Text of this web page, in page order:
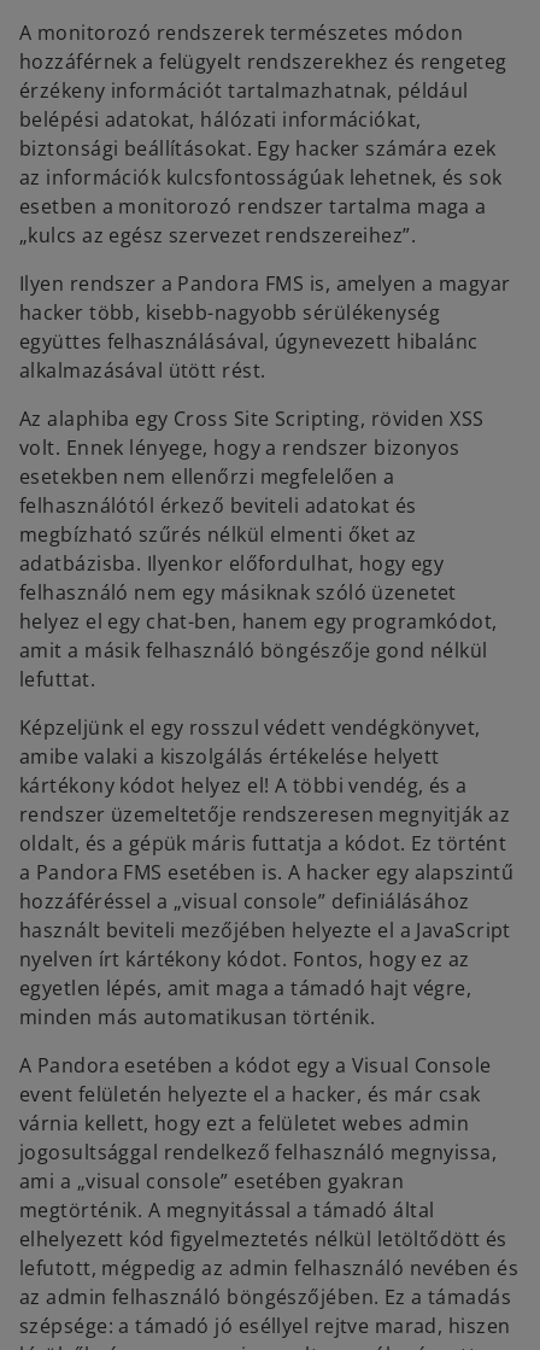
A monitorozó rendszerek természetes módon
hozzáférnek a felügyelt rendszerekhez és rengeteg
érzékeny információt tartalmazhatnak, például
belépési adatokat, hálózati információkat,
biztonsági beállításokat. Egy hacker számára ezek
az információk kulcsfontosságúak lehetnek, és sok
esetben a monitorozó rendszer tartalma maga a
„kulcs az egész szervezet rendszereihez”.
Ilyen rendszer a Pandora FMS is, amelyen a magyar
hacker több, kisebb-nagyobb sérülékenység
együttes felhasználásával, úgynevezett hibalánc
alkalmazásával ütött rést.
Az alaphiba egy Cross Site Scripting, röviden XSS
volt. Ennek lényege, hogy a rendszer bizonyos
esetekben nem ellenőrzi megfelelően a
felhasználótól érkező beviteli adatokat és
megbízható szűrés nélkül elmenti őket az
adatbázisba. Ilyenkor előfordulhat, hogy egy
felhasználó nem egy másiknak szóló üzenetet
helyez el egy chat-ben, hanem egy programkódot,
amit a másik felhasználó böngészője gond nélkül
lefuttat.
Képzeljünk el egy rosszul védett vendégkönyvet,
amibe valaki a kiszolgálás értékelése helyett
kártékony kódot helyez el! A többi vendég, és a
rendszer üzemeltetője rendszeresen megnyitják az
oldalt, és a gépük máris futtatja a kódot. Ez történt
a Pandora FMS esetében is. A hacker egy alapszintű
hozzáféréssel a „visual console” definiálásához
használt beviteli mezőjében helyezte el a JavaScript
nyelven írt kártékony kódot. Fontos, hogy ez az
egyetlen lépés, amit maga a támadó hajt végre,
minden más automatikusan történik.
A Pandora esetében a kódot egy a Visual Console
event felületén helyezte el a hacker, és már csak
várnia kellett, hogy ezt a felületet webes admin
jogosultsággal rendelkező felhasználó megnyissa,
ami a „visual console” esetében gyakran
megtörténik. A megnyitással a támadó által
elhelyezett kód figyelmeztetés nélkül letöltődött és
lefutott, mégpedig az admin felhasználó nevében és
az admin felhasználó böngészőjében. Ez a támadás
szépsége: a támadó jó eséllyel rejtve marad, hiszen